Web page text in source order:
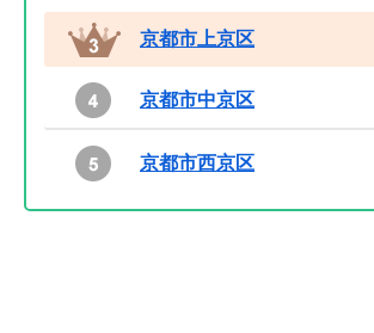
京都市上京区
京都市中京区
京都市西京区